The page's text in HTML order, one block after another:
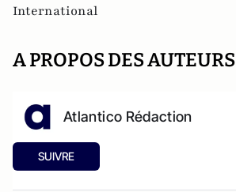
International
A PROPOS DES AUTEURS
Atlantico Rédaction
SUIVRE